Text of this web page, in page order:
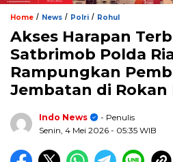
Home / News / Polri / Rohul
Akses Harapan
Satbrimob Polda
Rampungkan
Jembatan di Rokan
Indo News
- Penulis
Senin, 4 Mei 2026 - 05:35 WIB